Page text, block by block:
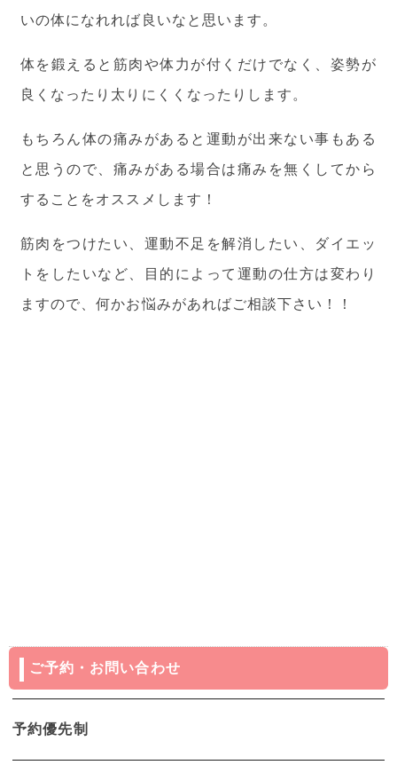
いの体になれれば良いなと思います。
体を鍛えると筋肉や体力が付くだけでなく、姿勢が
良くなったり太りにくくなったりします。
もちろん体の痛みがあると運動が出来ない事もある
と思うので、痛みがある場合は痛みを無くしてから
することをオススメします！
筋肉をつけたい、運動不足を解消したい、ダイエッ
トをしたいなど、目的によって運動の仕方は変わり
ますので、何かお悩みがあればご相談下さい！！
ご予約・お問い合わせ
予約優先制